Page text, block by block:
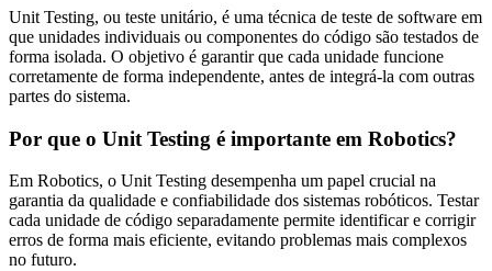
Unit Testing, ou teste unitário, é uma técnica de teste de software em
que unidades individuais ou componentes do código são testados de
forma isolada. O objetivo é garantir que cada unidade funcione
corretamente de forma independente, antes de integrá-la com outras
partes do sistema.
Por que o Unit Testing é importante em Robotics?
Em Robotics, o Unit Testing desempenha um papel crucial na
garantia da qualidade e confiabilidade dos sistemas robóticos. Testar
cada unidade de código separadamente permite identificar e corrigir
erros de forma mais eficiente, evitando problemas mais complexos
no futuro.